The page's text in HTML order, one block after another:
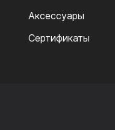
Аксессуары
Сертификаты